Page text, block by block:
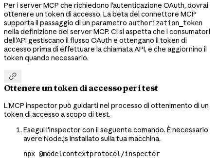
Per i server MCP che richiedono l'autenticazione OAuth, dovrai
ottenere un token di accesso. La beta del connettore MCP
supporta il passaggio di un parametro authorization_token
nella definizione del server MCP. Ci si aspetta che i consumatori
dell'API gestiscano il flusso OAuth e ottengano il token di
accesso prima di effettuare la chiamata API, e che aggiornino il
token quando necessario.

Ottenere un token di accesso per i test
L'MCP inspector può guidarti nel processo di ottenimento di un
token di accesso a scopo di test.
Esegui l'inspector con il seguente comando. È necessario
avere Node.js installato sulla tua macchina.
npx @modelcontextprotocol/inspector